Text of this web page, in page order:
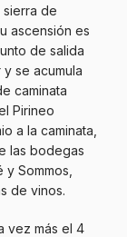
sierra de
ascensión es
de salida
se acumula
caminata
Pirineo
a la caminata,
las bodegas
Sommos,
de vinos.
vez más el 4